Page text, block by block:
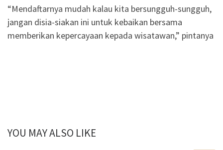
“Mendaftarnya mudah kalau kita bersungguh-sungguh,
jangan disia-siakan ini untuk kebaikan bersama
memberikan kepercayaan kepada wisatawan,” pintanya
YOU MAY ALSO LIKE